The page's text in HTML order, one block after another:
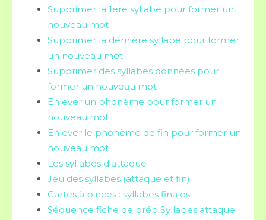
Supprimer la 1ere syllabe pour former un
nouveau mot
Supprimer la dernière syllabe pour former
un nouveau mot
Supprimer des syllabes données pour
former un nouveau mot
Enlever un phonème pour former un
nouveau mot
Enlever le phonème de fin pour former un
nouveau mot
Les syllabes d'attaque
Jeu des syllabes (attaque et fin)
Cartes à pinces : syllabes finales
Séquence fiche de prép Syllabes attaque